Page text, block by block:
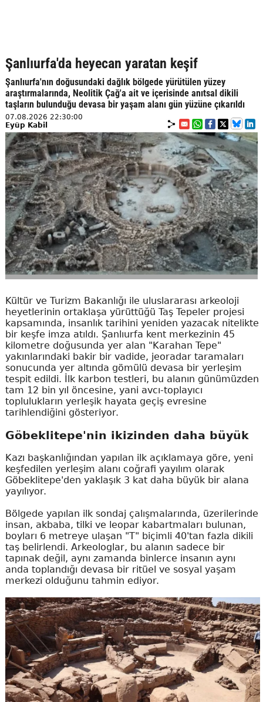
Şanlıurfa'da heyecan yaratan keşif
Şanlıurfa'nın doğusundaki dağlık bölgede yürütülen yüzey
araştırmalarında, Neolitik Çağ'a ait ve içerisinde anıtsal dikili
taşların bulunduğu devasa bir yaşam alanı gün yüzüne çıkarıldı
07.08.2026 22:30:00
Eyüp Kabil
Kültür ve Turizm Bakanlığı ile uluslararası arkeoloji
heyetlerinin ortaklaşa yürüttüğü Taş Tepeler projesi
kapsamında, insanlık tarihini yeniden yazacak nitelikte
bir keşfe imza atıldı. Şanlıurfa kent merkezinin 45
kilometre doğusunda yer alan "Karahan Tepe"
yakınlarındaki bakir bir vadide, jeoradar taramaları
sonucunda yer altında gömülü devasa bir yerleşim
tespit edildi. İlk karbon testleri, bu alanın günümüzden
tam 12 bin yıl öncesine, yani avcı-toplayıcı
toplulukların yerleşik hayata geçiş evresine
tarihlendiğini gösteriyor.
Göbeklitepe'nin ikizinden daha büyük
Kazı başkanlığından yapılan ilk açıklamaya göre, yeni
keşfedilen yerleşim alanı coğrafi yayılım olarak
Göbeklitepe'den yaklaşık 3 kat daha büyük bir alana
yayılıyor.
Bölgede yapılan ilk sondaj çalışmalarında, üzerilerinde
insan, akbaba, tilki ve leopar kabartmaları bulunan,
boyları 6 metreye ulaşan "T" biçimli 40'tan fazla dikili
taş belirlendi. Arkeologlar, bu alanın sadece bir
tapınak değil, aynı zamanda binlerce insanın aynı
anda toplandığı devasa bir ritüel ve sosyal yaşam
merkezi olduğunu tahmin ediyor.